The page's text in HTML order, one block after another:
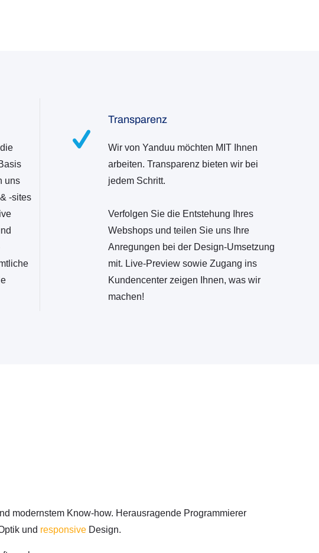
uns
-sites
Transparenz
Wir von Yanduu möchten MIT Ihnen
arbeiten. Transparenz bieten wir bei
jedem Schritt.
Verfolgen Sie die Entstehung Ihres
Webshops und teilen Sie uns Ihre
Anregungen bei der Design-Umsetzung
mit. Live-Preview sowie Zugang ins
Kundencenter zeigen Ihnen, was wir
machen!
modernstem Know-how. Herausragende Programmierer
und responsive Design.